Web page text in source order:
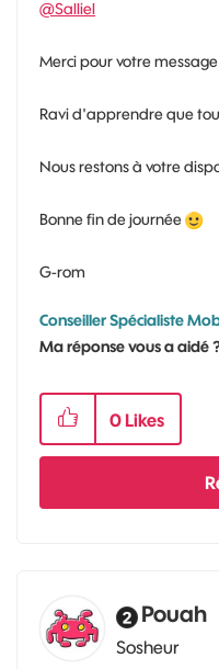
@Salliel
Merci pour votre
Ravi d'apprendre que
Nous restons à votre
Bonne fin de journée
G-rom
Conseiller Spécialiste
Ma réponse vous a aidé
0 Likes
Pouah
Sosheur